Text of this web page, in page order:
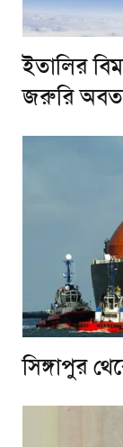
ইতালির
জরুরি
সিঙ্গাপুর